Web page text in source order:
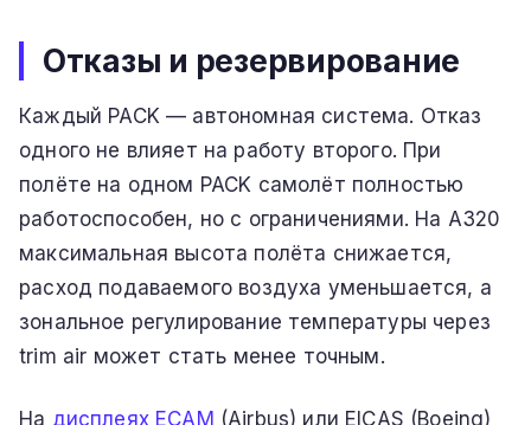
Отказы и резервирование
Каждый PACK — автономная система. Отказ
одного не влияет на работу второго. При
полёте на одном PACK самолёт полностью
работоспособен, но с ограничениями. На A320
максимальная высота полёта снижается,
расход подаваемого воздуха уменьшается, а
зональное регулирование температуры через
trim air может стать менее точным.
На дисплеях ECAM (Airbus) или EICAS (Boeing)